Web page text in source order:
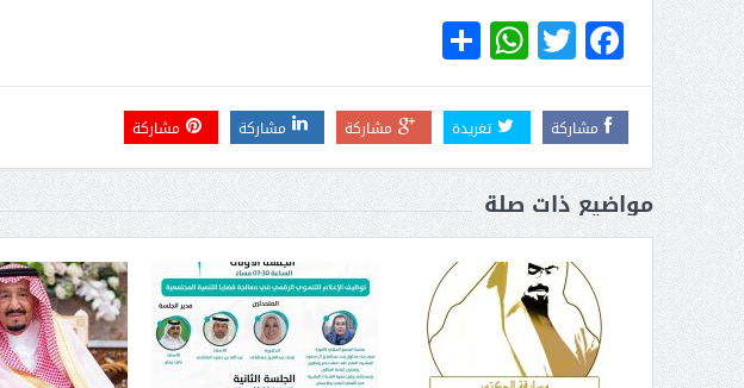
Facebook
Twitter
WhatsApp
مشاركة تغريدة مشاركة مشاركة مشاركة
مواضيع ذات صلة
الاميره نجود بنت هذلول بن
عبدالعزيز ال سعود المشرف العام
على ملف دعم وتطوير وتمكين
الباعة الجائلين هيئة الصحفيين
السعوديين فرع نجران ينظم ورشة
عمل ( الإعلام والتنمية ):
الثقافة في واحة الإبداع